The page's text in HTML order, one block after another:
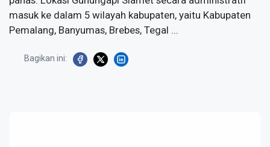
masuk ke dalam 5 wilayah kabupaten, yaitu Kabupaten
Pemalang, Banyumas, Brebes, Tegal ...
Bagikan ini: